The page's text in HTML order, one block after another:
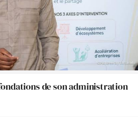
de son administration